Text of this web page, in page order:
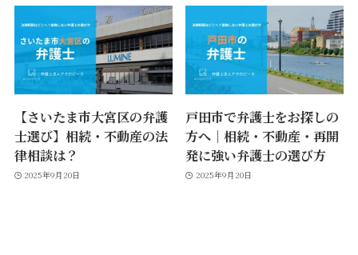
【さいたま市大宮区の弁護
士選び】相続・不動産の法
律相談は？
2025年9月20日
戸田市で弁護士をお探しの
方へ｜相続・不動産・再開
発に強い弁護士の選び方
2025年9月20日